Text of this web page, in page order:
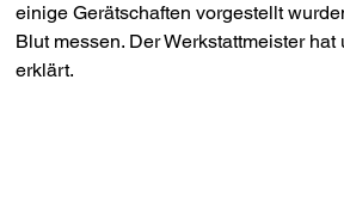
einige Gerätschaften vorgestellt
Blut messen. Der Werkstattmeister
erklärt.